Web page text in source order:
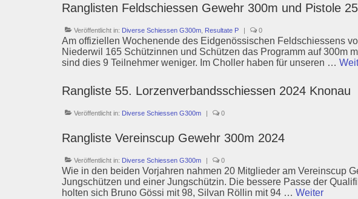
Ranglisten Feldschiessen Gewehr 300m und Pistole
Veröffentlicht in: Diverse Schiessen G300m Resultate P | 0
Am offiziellen Wochenende des Eidgenössischen Feldschiessens
Niederwil 165 Schützinnen und Schützen das Programm auf 300m
sind dies 9 Teilnehmer weniger. Im Choller haben für unseren …
Rangliste 55. Lorzenverbandsschiessen 2024 Knonau
Veröffentlicht in: Diverse Schiessen G300m | 0
Rangliste Vereinscup Gewehr 300m 2024
Veröffentlicht in: Diverse Schiessen G300m | 0
Wie in den beiden Vorjahren nahmen 20 Mitglieder am Vereinscup
Jungschützen und einer Jungschützin. Die bessere Passe der
holten sich Bruno Gössi mit 98, Silvan Röllin mit 94 … Weiter